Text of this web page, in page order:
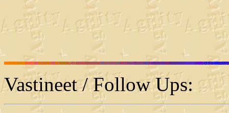
Vastineet / Follow Ups: